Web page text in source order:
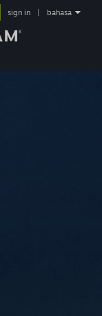
sign in bahasa